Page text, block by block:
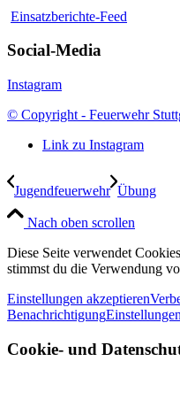
Einsatzberichte-Feed
Social-Media
Instagram
© Copyright - Feuerwehr
Link zu Instagram
Jugendfeuerwehr Übung
Nach oben scrollen
Diese Seite verwendet
stimmst du die Verwendung
Einstellungen akzeptieren
BenachrichtigungEinstellungen
Cookie- und